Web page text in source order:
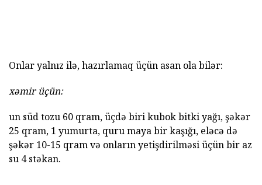
Onlar yalnız ilə, hazırlamaq üçün asan ola bilər:
xəmir üçün:
un süd tozu 60 qram, üçdə biri kubok bitki yağı, şəkər
25 qram, 1 yumurta, quru maya bir kaşığı, eləcə də
şəkər 10-15 qram və onların yetişdirilməsi üçün bir az
su 4 stəkan.